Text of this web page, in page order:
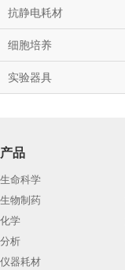
抗静电耗材
细胞培养
实验器具
产品
生命科学
生物制药
化学
分析
仪器耗材